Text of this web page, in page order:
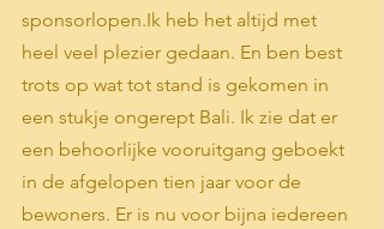
sponsorlopen.Ik heb het altijd met
heel veel plezier gedaan. En ben best
trots op wat tot stand is gekomen in
een stukje ongerept Bali. Ik zie dat er
een behoorlijke vooruitgang geboekt
in de afgelopen tien jaar voor de
bewoners. Er is nu voor bijna iedereen